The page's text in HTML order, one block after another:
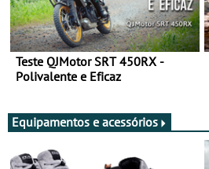
Teste QJMotor SRT 450RX -
Polivalente e Eficaz
Equipamentos e acessórios